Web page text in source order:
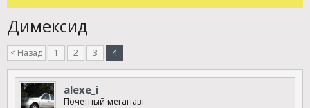
Димексид
< Назад 1 2 3 4
alexe_i
Почетный меганавт